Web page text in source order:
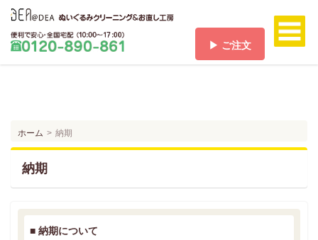
▶ ご注文
ご注文
ホーム 納期
納期
■ 納期について